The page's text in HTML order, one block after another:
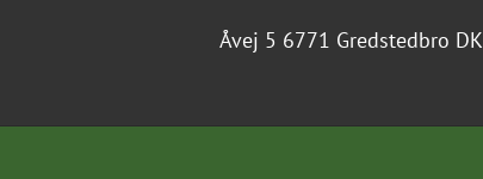
Åvej 5 6771 Gredstedbro DK